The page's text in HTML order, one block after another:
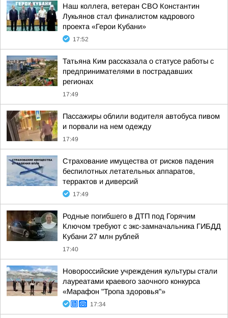
Наш коллега, ветеран СВО Константин
Лукьянов стал финалистом кадрового
проекта «Герои Кубани»
17:52
Татьяна Ким рассказала о статусе работы с
предпринимателями в пострадавших
регионах
17:49
Пассажиры облили водителя автобуса пивом
и порвали на нем одежду
17:49
Страхование имущества от рисков падения
беспилотных летательных аппаратов,
террактов и диверсий
17:49
Родные погибшего в ДТП под Горячим
Ключом требуют с экс-замначальника ГИБДД
Кубани 27 млн рублей
17:40
Новороссийские учреждения культуры стали
лауреатами краевого заочного конкурса
«Марафон "Тропа здоровья"»
17:34